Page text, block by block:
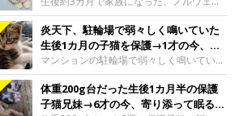
X（旧Twitter）ユーザー
@muumuu62197189さんの愛猫・ティダ
ちゃん（取材時6才）の成長記録です。こ
ちらは、生後3カ月ごろのティダちゃん。
飼い主さんが出会ったのは、夜から大雨に
なると予報されていた日の夕方でした。花
壇で動けずにいた子猫保護したばかりのテ
ジャンフォレストキャットの子猫。お迎え
翌日には、すでに家でくつろぐ様子を見せ
ていました。お迎え翌日、ベッドでうとう
とするむうちゃんお迎え翌日のむうちゃ
ん。@umimugi0304紹介するのは、
Instagramユーザー@umimugi0304さんの
愛猫・むうちゃん（撮影時、生後約3カ月
炎天下、駐輪場で弱々しく鳴いていた
生後1カ月の子猫を保護→1才の今、筋
肉質でツンデレなコに成長
マンションの駐輪場で弱々しく鳴いてい
た、生後1カ月ほどの子猫。家族に迎えら
れてから1年、体も行動も大きく成長しま
した。炎天下の駐輪場で鳴いていた小さな
体重200g台だった生後1カ月半の保護
子猫兄妹→6才の今、寄り添って眠る姿